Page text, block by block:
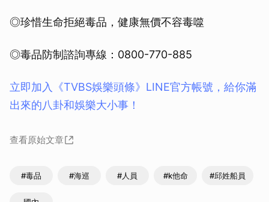
◎珍惜生命拒絕毒品，健康無價不容毒噬
◎毒品防制諮詢專線：0800-770-885
立即加入《TVBS娛樂頭條》LINE官方帳號，給你滿
出來的八卦和娛樂大小事！
查看原始文章
#毒品 #海巡 #人員 #k他命 #邱姓船員